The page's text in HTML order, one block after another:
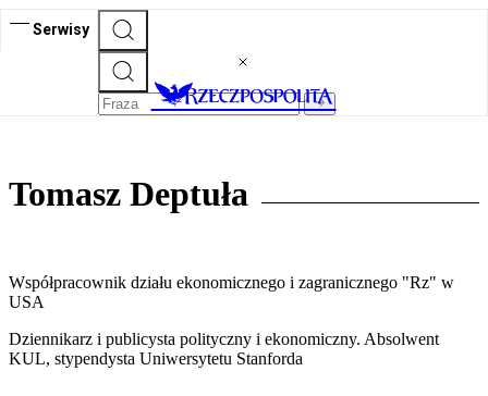
Serwisy
Tomasz Deptuła
Współpracownik działu ekonomicznego i zagranicznego "Rz" w
USA
Dziennikarz i publicysta polityczny i ekonomiczny. Absolwent
KUL, stypendysta Uniwersytetu Stanforda